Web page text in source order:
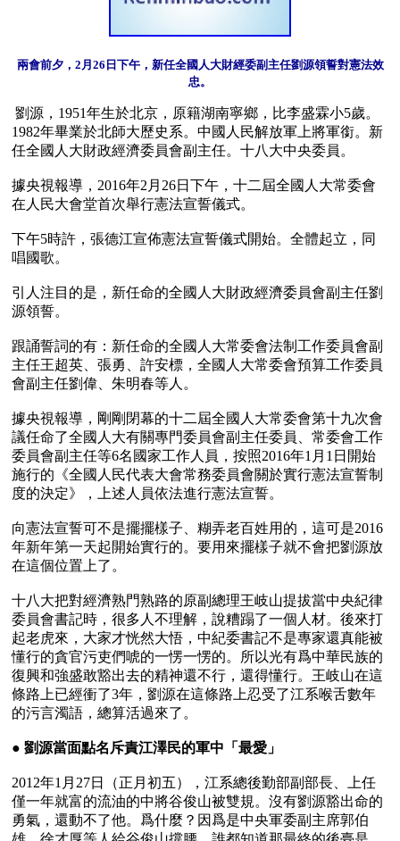
兩會前夕，2月26日下午，新任全國人大財經委副主任劉源領誓對憲法效
忠。
1982年畢業於北師大歷史系。中國人民解放軍上將軍銜。新
任全國人大財政經濟委員會副主任。十八大中央委員。
據央視報導，2016年2月26日下午，十二屆全國人大常委會
在人民大會堂首次舉行憲法宣誓儀式。
下午5時許，張德江宣佈憲法宣誓儀式開始。全體起立，同
唱國歌。
引人注目的是，新任命的全國人大財政經濟委員會副主任劉
源領誓。
跟誦誓詞的有：新任命的全國人大常委會法制工作委員會副
主任王超英、張勇、許安標，全國人大常委會預算工作委員
會副主任劉偉、朱明春等人。
據央視報導，剛剛閉幕的十二屆全國人大常委會第十九次會
議任命了全國人大有關專門委員會副主任委員、常委會工作
委員會副主任等6名國家工作人員，按照2016年1月1日開始
施行的《全國人民代表大會常務委員會關於實行憲法宣誓制
度的決定》，上述人員依法進行憲法宣誓。
向憲法宣誓可不是擺擺樣子、糊弄老百姓用的，這可是2016
年新年第一天起開始實行的。要用來擺樣子就不會把劉源放
在這個位置上了。
十八大把對經濟熟門熟路的原副總理王岐山提拔當中央紀律
委員會書記時，很多人不理解，說糟蹋了一個人材。後來打
起老虎來，大家才恍然大悟，中紀委書記不是專家還真能被
懂行的貪官污吏們唬的一愣一愣的。所以光有爲中華民族的
復興和強盛敢豁出去的精神還不行，還得懂行。王岐山在這
條路上已經衝了3年，劉源在這條路上忍受了江系喉舌數年
的污言濁語，總算活過來了。
● 劉源當面點名斥責江澤民的軍中「最愛」
2012年1月27日（正月初五），江系總後勤部副部長、上任
僅一年就富的流油的中將谷俊山被雙規。沒有劉源豁出命的
勇氣，還動不了他。爲什麼？因爲是中央軍委副主席郭伯